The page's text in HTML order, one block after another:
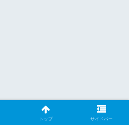
トップ サイドバー